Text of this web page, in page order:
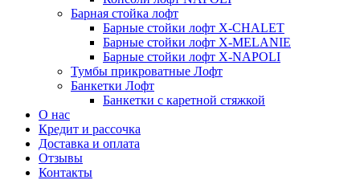
Барная стойка лофт
Барные стойки лофт X-CHALET
Барные стойки лофт X-MELANIE
Барные стойки лофт X-NAPOLI
Тумбы прикроватные Лофт
Банкетки Лофт
Банкетки с каретной стяжкой
О нас
Кредит и рассочка
Доставка и оплата
Отзывы
Контакты